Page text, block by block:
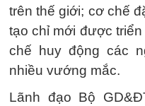
trên thế giới; cơ chế
tạo chỉ mới được
chế huy động các
nhiều vướng mắc.
Lãnh đạo Bộ